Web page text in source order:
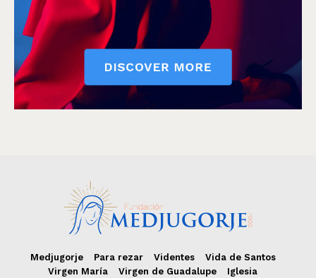
Medjugorje Para rezar Videntes
Vida de Santos
Virgen María
Virgen de Guadalupe
Iglesia